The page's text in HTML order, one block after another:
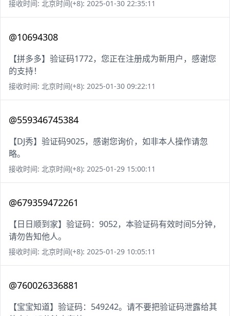
接收时间: 北京时间(+8): 2025-01-30 22:35:11
@10694308
【拼多多】验证码1772，您正在注册成为新用户，感谢您
的支持！
接收时间: 北京时间(+8): 2025-01-30 09:22:11
@559346745384
【DJ秀】验证码9025，感谢您询价，如非本人操作请忽
略。
接收时间: 北京时间(+8): 2025-01-29 15:00:11
@679359472261
【日日顺到家】验证码：9052，本验证码有效时间5分钟，
请勿告知他人。
接收时间: 北京时间(+8): 2025-01-29 10:05:11
@760026336881
【宝宝知道】验证码：549242。请不要把验证码泄露给其